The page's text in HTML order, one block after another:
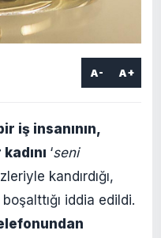
A- A+
iş insanının,
‘seni
kandırdığı,
boşalttığı iddia edildi.